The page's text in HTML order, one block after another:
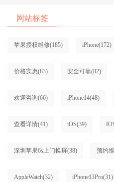
网站标签
苹果授权维修(185) iPhone(172)
价格实惠(83) 安全可靠(82)
欢迎咨询(66) iPhone14(48)
查看详情(41) iOS(39)
深圳苹果6s上门换屏(38) 预约
AppleWatch(32) iPhone13Pro(31)